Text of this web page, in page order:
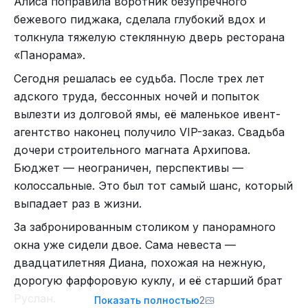
сенсорным экраном.
​Папка называлась банально и обманчиво:
«Ремонт 2023». Но внутри не было ни кафельной
плитки, ни рулонов обоев, ни счетов из
строительных магазинов.
​Там сотенными рядами шли свежие, сочные,
пронзительно-счастливые фотографии. На них
мой муж — безупречный, любящий, уставший на
словах Артем — сиял совершенно другой,
незнакомой мне жизнью. Вот он с открытой
улыбкой жарит стейки на террасе залитого
солнцем загородного коттеджа. Вот бережно
держит за руку красивую, ухоженную женщину с
мягким, открытым взглядом. А вот они вдвоем
весело кружат в воздухе девочку лет четырех с
огромными бантами и такими же пронзительно-
серыми глазами, как у моего мужа.
бежевого пиджака, сделала глубокий вдох и
толкнула тяжелую стеклянную дверь ресторана
«Панорама».
​Сегодня решалась ее судьба. После трех лет
адского труда, бессонных ночей и попыток
вылезти из долговой ямы, её маленькое ивент-
агентство наконец получило VIP-заказ. Свадьба
дочери строительного магната Архипова.
Бюджет — неограничен, перспективы —
колоссальные. Это был тот самый шанс, который
выпадает раз в жизни.
​За забронированным столиком у панорамного
окна уже сидели двое. Сама невеста —
двадцатилетняя Диана, похожая на нежную,
дорогую фарфоровую куклу, и её старший брат
Показать полностью2